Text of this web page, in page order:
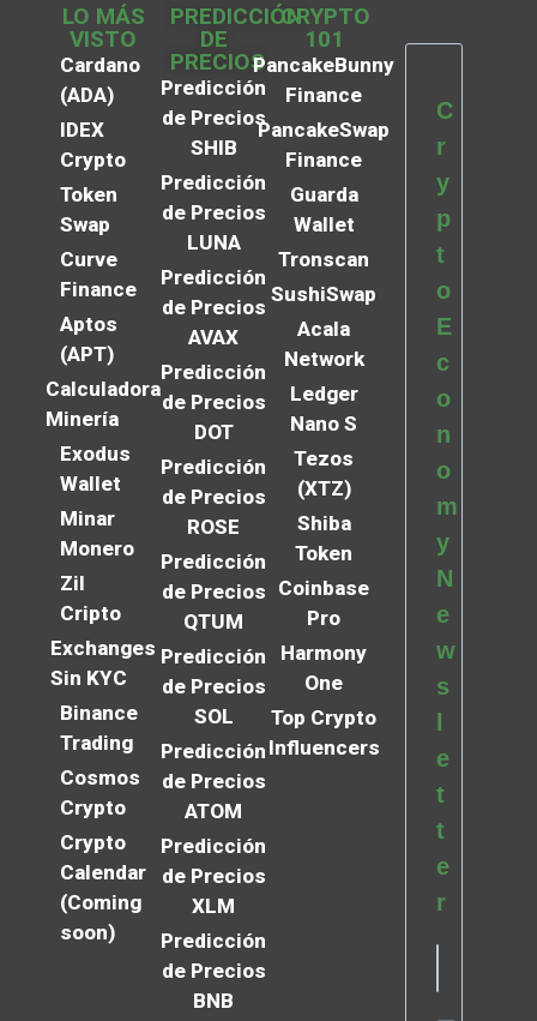
LO MÁS
VISTO
Cardano
(ADA)
IDEX
Crypto
Token
Swap
Curve
Finance
Aptos
(APT)
Calculadora
Minería
Exodus
Wallet
Minar
Monero
Zil
Cripto
Exchanges
Sin KYC
Binance
Trading
Cosmos
Crypto
Crypto
Calendar
(Coming
soon)
PREDICCIÓN
DE
PRECIOS
Predicción
de Precios
SHIB
Predicción
de Precios
LUNA
Predicción
de Precios
AVAX
Predicción
de Precios
DOT
Predicción
de Precios
ROSE
Predicción
de Precios
QTUM
Predicción
de Precios
SOL
Predicción
de Precios
ATOM
Predicción
de Precios
XLM
Predicción
de Precios
BNB
CRYPTO
101
PancakeBunny
Finance
PancakeSwap
Finance
Guarda
Wallet
Tronscan
SushiSwap
Acala
Network
Ledger
Nano S
Tezos
(XTZ)
Shiba
Token
Coinbase
Pro
Harmony
One
Top Crypto
Influencers
C
r
y
p
t
o
E
c
o
n
o
m
y
N
e
w
s
e
t
t
e
r